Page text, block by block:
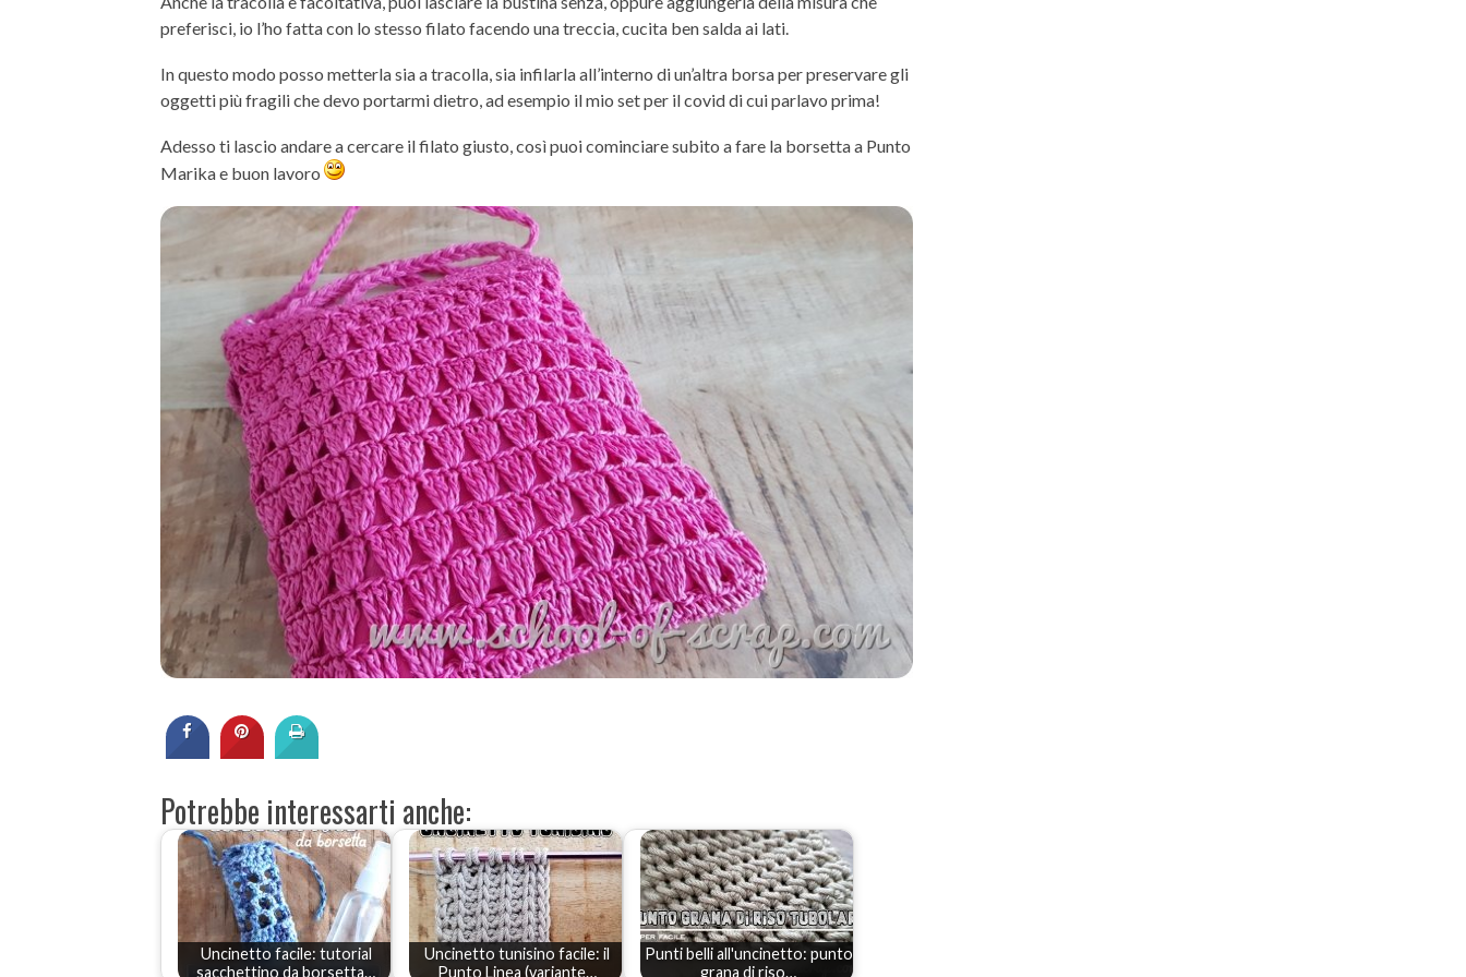
preferisci, io l’ho fatta con lo stesso filato facendo una treccia, cucita ben salda ai lati.
In questo modo posso metterla sia a tracolla, sia infilarla all’interno di un’altra borsa per preservare gli
oggetti più fragili che devo portarmi dietro, ad esempio il mio set per il covid di cui parlavo prima!
Adesso ti lascio andare a cercare il filato giusto, così puoi cominciare subito a fare la borsetta a Punto
Marika e buon lavoro
Potrebbe interessarti anche:
Uncinetto facile: tutorial
sacchettino da borsetta…
Uncinetto tunisino facile: il
Punto Linea (variante…
Punti belli all'uncinetto: punto
grana di riso…